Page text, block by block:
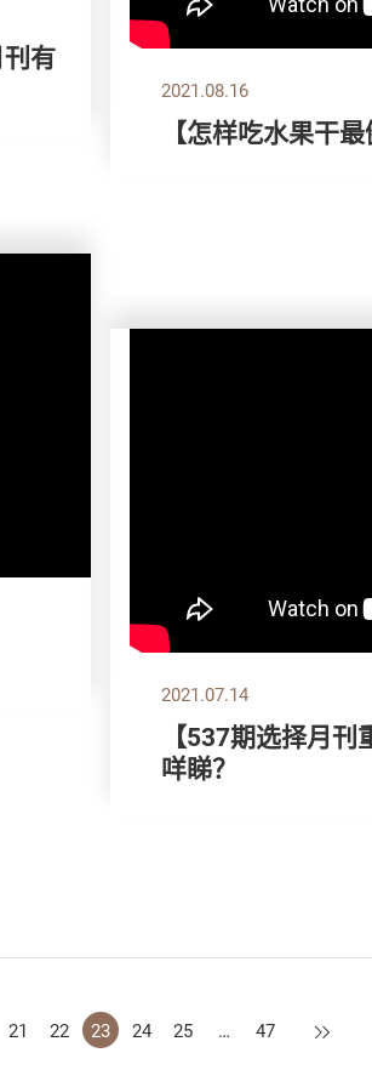
有
2021.08.16
【怎样吃水果干
2021.07.14
【537期选择月
咩睇？
21 22 23 24 25 … 47 下一页